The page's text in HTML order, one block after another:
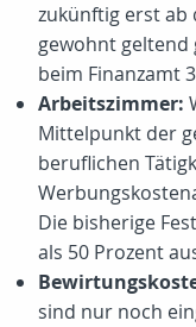
zukünftig erst ab
gewohnt geltend
beim Finanzamt
Arbeitszimmer:
Mittelpunkt der
beruflichen
Die bisherige
als 50 Prozent
sind nur noch